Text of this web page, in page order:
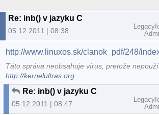
Re: inb() v jazyku C
05.12.2011 | 08:38
http://www.linuxos.sk/clanok_pdf/248/
Táto správa neobsahuje vírus, pretože
http://kernelultras.org
Re: inb() v jazyku C
05.12.2011 | 08:47